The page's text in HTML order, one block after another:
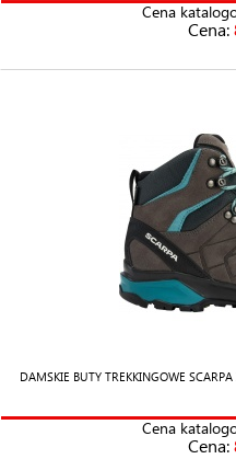
Cena
Cena:
DAMSKIE BUTY TREKKINGOWE
Cena
Cena: